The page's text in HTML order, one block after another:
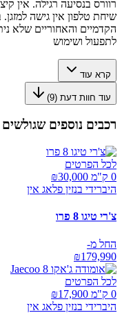
רוורס בנסיעה רגילה. אין
שיחת טלפון אין גישה
הקדמיים והאחוריים שלא
לתפעול ושימוש
קרא עוד
עוד חוות דעת (9
)
רכבים נוספים
לכל הפרטים
0 ק"מ ₪
30,000
היברידי בנזין פלאג אין
צ'רי טיגו 8 פרו
החל מ-
₪179,990
לכל הפרטים
0 ק"מ ₪
17,900
היברידי בנזין פלאג אין